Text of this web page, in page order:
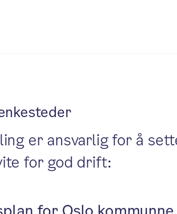
er ansvarlig for å
for god drift: